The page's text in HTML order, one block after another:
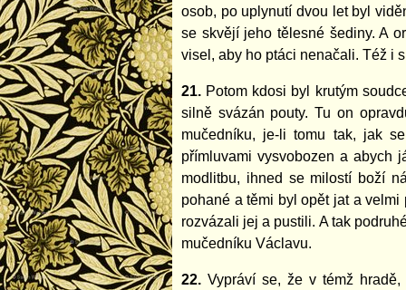
osob, po uplynutí dvou let byl
se skvějí jeho tělesné šediny. A
visel, aby ho ptáci nenačali. Též i
21. Potom kdosi byl krutým
silně svázán pouty. Tu on
mučedníku, je-li tomu tak, jak
přímluvami vysvobozen a abych
modlitbu, ihned se milostí boží
pohané a těmi byl opět jat a
rozvázali jej a pustili. A tak
mučedníku Václavu.
22. Vypráví se, že v témž